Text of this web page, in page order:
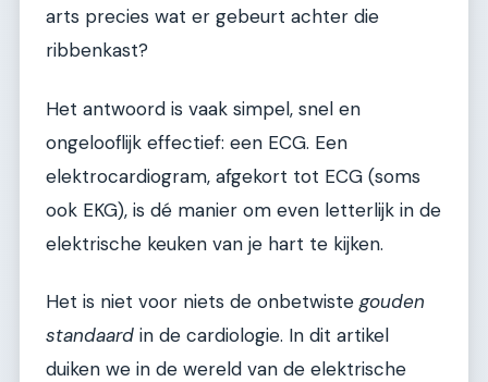
arts precies wat er gebeurt achter die
ribbenkast?
Het antwoord is vaak simpel, snel en
ongelooflijk effectief: een ECG. Een
elektrocardiogram, afgekort tot ECG (soms
ook EKG), is dé manier om even letterlijk in de
elektrische keuken van je hart te kijken.
Het is niet voor niets de onbetwiste gouden
standaard in de cardiologie. In dit artikel
duiken we in de wereld van de elektrische